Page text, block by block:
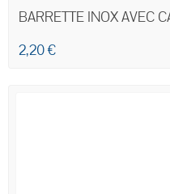
BARRETTE INOX AVEC
2,20 €